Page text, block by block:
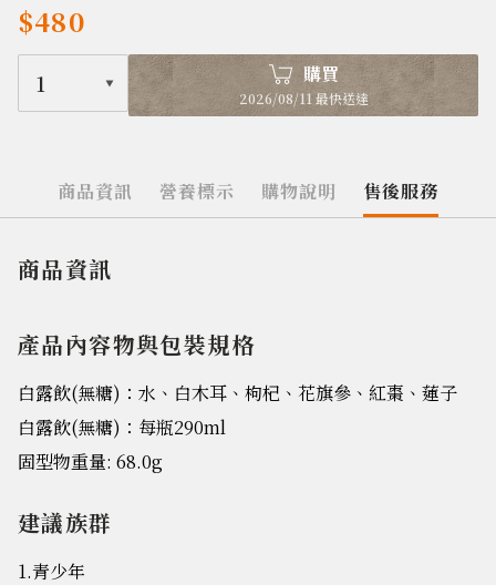
$480
1 購買
2026/08/11 最快送達
商品資訊 營養標示 購物說明 售後服務
商品資訊
產品內容物與包裝規格
白露飲(無糖)：水、白木耳、枸杞、花旗參、紅棗、蓮子
白露飲(無糖)：每瓶290ml
固型物重量: 68.0g
建議族群
1.青少年